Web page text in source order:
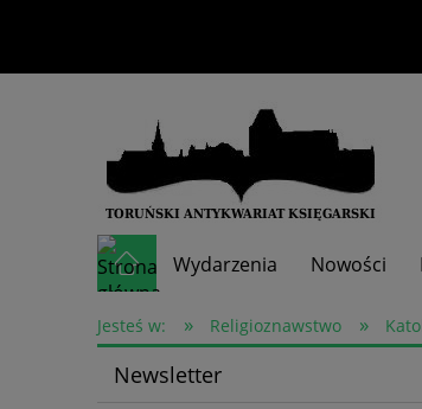
Wydarzenia Nowości
Skup książek
Jesteś w: » Religioznawstwo »
Newsletter